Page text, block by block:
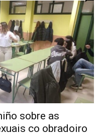
sobre as
co obradoiro